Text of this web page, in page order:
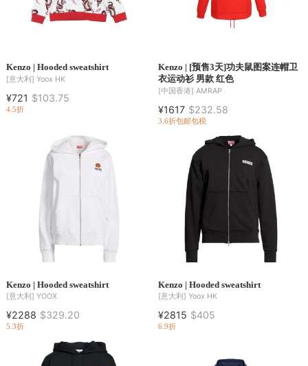
Kenzo | Hooded sweatshirt
[意大利] Yoox HK
¥721 $103.75
4.5折
Kenzo | [预售3天]功夫鼠图案连帽卫
衣运动衫 男款 红色
[中国香港] AMRAP
¥1617 $232.58
3.6折包邮包税
Kenzo | Hooded sweatshirt
[意大利] YOOX
¥2288 $329.20
5.3折
Kenzo | Hooded sweatshirt
[意大利] Yoox HK
¥2815 $405
6.9折